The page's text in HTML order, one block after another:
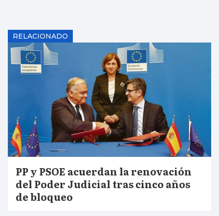
RELACIONADO
PP y PSOE acuerdan la renovación
del Poder Judicial tras cinco años
de bloqueo